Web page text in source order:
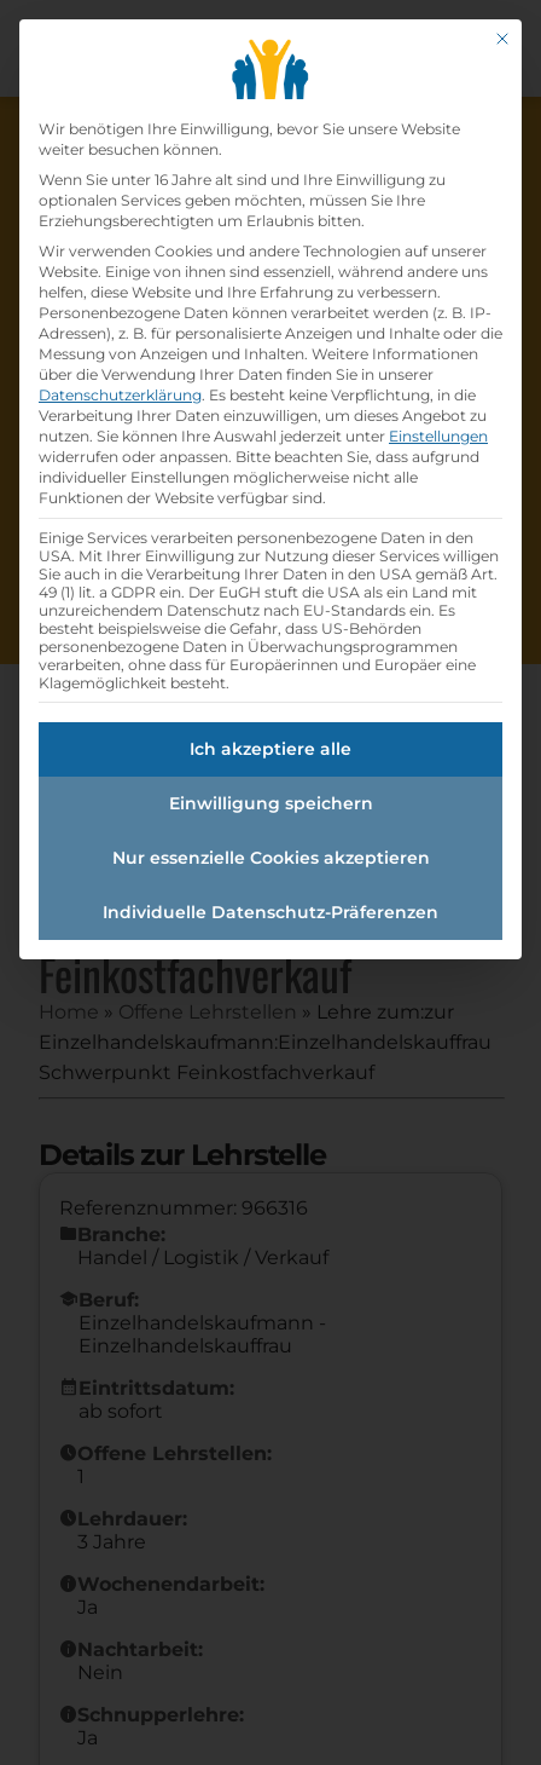
Die Lehrstelle wurde schon
besetzt!
Die LehrstelleLehre zum:zur
Einzelhandelskaufmann:Einzelhandelskauffr
au Schwerpunkt Feinkostfachverkaufbei
BILLA AGist schonbesetzt.
Firmenprofil besuchen
Andere Lehrstelle suchen
Lehre Zum:zur
Einzelhandelskaufmann:einzel
handelskauffrau
Schwerpunkt
Feinkostfachverkauf
Home » Offene Lehrstellen » Lehre zum:zur
Einzelhandelskaufmann:Einzelhandelskauffrau
Schwerpunkt Feinkostfachverkauf
Details zur Lehrstelle
Referenznummer: 966316
folderBranche:
Handel / Logistik / Verkauf
schoolBeruf:
Einzelhandelskaufmann -
Einzelhandelskauffrau
calendar_month Eintrittsdatum:
ab sofort
scheduleOffene Lehrstellen:
1
scheduleLehrdauer:
3 Jahre
infoWochenendarbeit:
Ja
infoNachtarbeit:
Nein
infoSchnupperlehre:
Ja
Mit
Datenschutz-
Wir benötigen Ihre Einwilligung, bevor Sie unsere Website
weiter besuchen können.
Wenn Sie unter 16 Jahre alt sind und Ihre Einwilligung zu
optionalen Services geben möchten, müssen Sie Ihre
Erziehungsberechtigten um Erlaubnis bitten.
Wir verwenden Cookies und andere Technologien auf unserer
Website. Einige von ihnen sind essenziell, während andere uns
helfen, diese Website und Ihre Erfahrung zu verbessern.
Personenbezogene Daten können verarbeitet werden (z. B. IP-
Adressen), z. B. für personalisierte Anzeigen und Inhalte oder die
Messung von Anzeigen und Inhalten. Weitere Informationen
über die Verwendung Ihrer Daten finden Sie in unserer
Datenschutzerklärung. Es besteht keine Verpflichtung, in die
Verarbeitung Ihrer Daten einzuwilligen, um dieses Angebot zu
nutzen. Sie können Ihre Auswahl jederzeit unter Einstellungen
widerrufen oder anpassen. Bitte beachten Sie, dass aufgrund
individueller Einstellungen möglicherweise nicht alle
Funktionen der Website verfügbar sind.
Einige Services verarbeiten personenbezogene Daten in den
USA. Mit Ihrer Einwilligung zur Nutzung dieser Services willigen
Sie auch in die Verarbeitung Ihrer Daten in den USA gemäß Art.
49 (1) lit. a GDPR ein. Der EuGH stuft die USA als ein Land mit
unzureichendem Datenschutz nach EU-Standards ein. Es
besteht beispielsweise die Gefahr, dass US-Behörden
personenbezogene Daten in Überwachungsprogrammen
verarbeiten, ohne dass für Europäerinnen und Europäer eine
Klagemöglichkeit besteht.
Ich akzeptiere alle
Einwilligung speichern
Nur essenzielle Cookies akzeptieren
Individuelle Datenschutz-Präferenzen